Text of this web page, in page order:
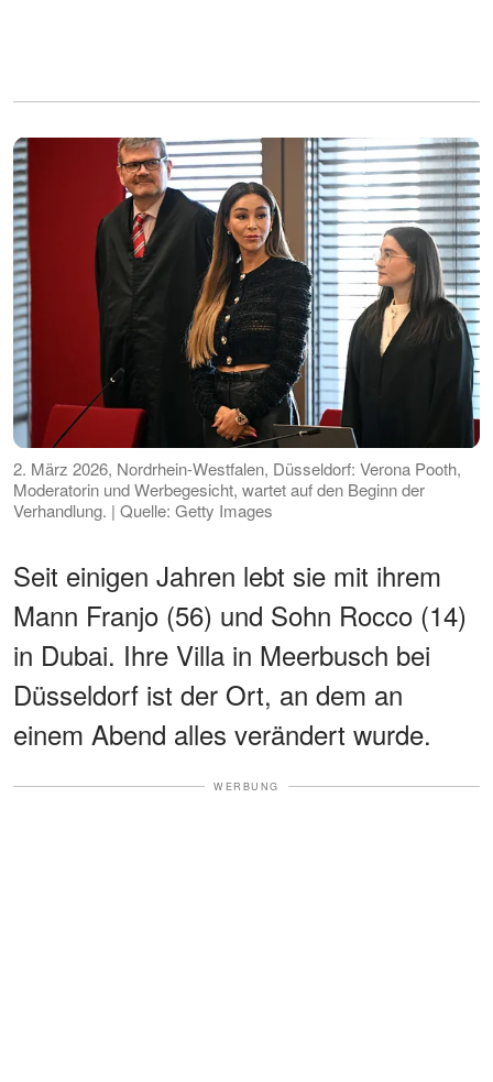
2. März 2026, Nordrhein-Westfalen, Düsseldorf: Verona Pooth,
Moderatorin und Werbegesicht, wartet auf den Beginn der
Verhandlung. | Quelle: Getty Images
Seit einigen Jahren lebt sie mit ihrem
Mann Franjo (56) und Sohn Rocco (14)
in Dubai. Ihre Villa in Meerbusch bei
Düsseldorf ist der Ort, an dem an
einem Abend alles verändert wurde.
WERBUNG